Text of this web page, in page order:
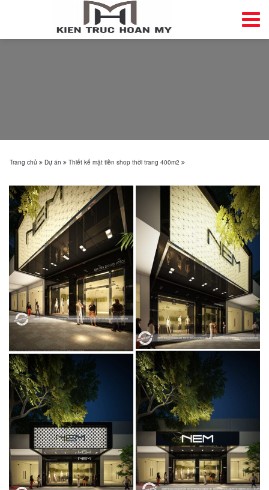
Trang chủ Dự án Thiết kế mặt tiền shop thời trang 400m2